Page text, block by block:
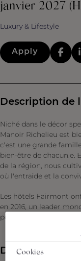
janvier 2027
Luxury & Lifestyle
Apply
Description de
Niché dans le décor
Manoir Richelieu est
c'est une grande
bien-être de chacun.e.
de la région, nous
où l'entraide et la
Les hôtels Fairmont
en 2016, un leader
portefeuille diversifié
Description du
Cookies